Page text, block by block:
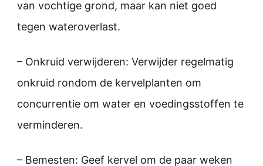
van vochtige grond, maar kan niet goed
tegen wateroverlast.
– Onkruid verwijderen: Verwijder regelmatig
onkruid rondom de kervelplanten om
concurrentie om water en voedingsstoffen te
verminderen.
– Bemesten: Geef kervel om de paar weken